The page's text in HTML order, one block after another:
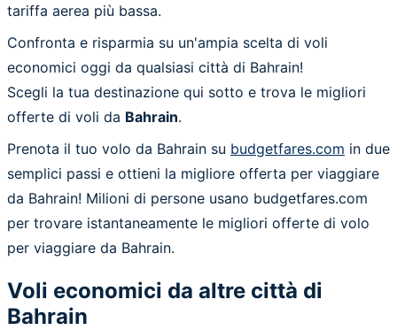
tariffa aerea più bassa.
Confronta e risparmia su un'ampia scelta di voli
economici oggi da qualsiasi città di Bahrain!
Scegli la tua destinazione qui sotto e trova le migliori
offerte di voli da Bahrain.
Prenota il tuo volo da Bahrain su budgetfares.com in due
semplici passi e ottieni la migliore offerta per viaggiare
da Bahrain! Milioni di persone usano budgetfares.com
per trovare istantaneamente le migliori offerte di volo
per viaggiare da Bahrain.
Voli economici da altre città di
Bahrain